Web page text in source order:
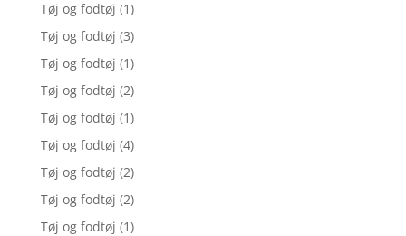
Tøj og fodtøj (1)
Tøj og fodtøj (3)
Tøj og fodtøj (1)
Tøj og fodtøj (2)
Tøj og fodtøj (1)
Tøj og fodtøj (4)
Tøj og fodtøj (2)
Tøj og fodtøj (2)
Tøj og fodtøj (1)